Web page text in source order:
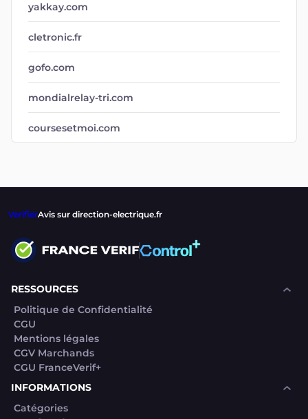
yakkay.com
cletronic.fr
gofo.com
mondialrelay-tri.com
coursesetmoi.com
VerifierAvis sur direction-electrique.fr
RESSOURCES
Politique de Confidentialité
CGU
Mentions légales
CGV Marchands
CGU FranceVerif+
INFORMATIONS
Catégories